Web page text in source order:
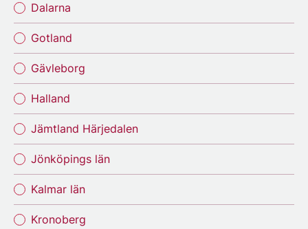
Dalarna
Gotland
Gävleborg
Halland
Jämtland Härjedalen
Jönköpings län
Kalmar län
Kronoberg